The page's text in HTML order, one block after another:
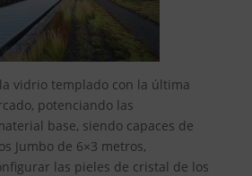
vidrio templado con la última
potenciando las
base, siendo capaces de
Jumbo de 6×3 metros,
las pieles de cristal de los